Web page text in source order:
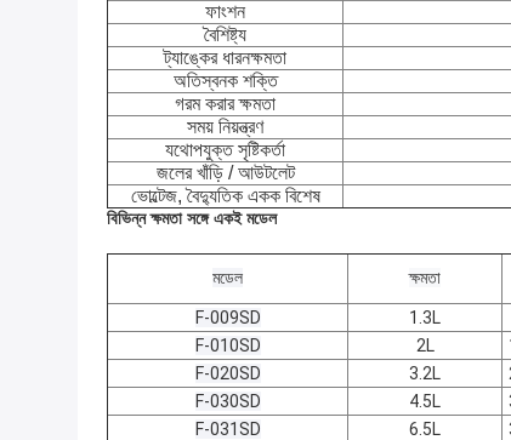
ফাংশন
বৈশিষ্ট্য
ট্যাঙ্কের ধারনক্ষমতা
অতিস্বনক শক্তি
গরম করার ক্ষমতা
সময় নিয়ন্ত্রণ
যথোপযুক্ত সৃষ্টিকর্তা
জলের খাঁড়ি / আউটলেট
ভোল্টেজ, বৈদ্যুতিক একক বিশেষ
বিভিন্ন ক্ষমতা সঙ্গে একই মডেল
মডেল ক্ষমতা
F-009SD 1.3L
F-010SD
2L
F-020SD
3.2L
F-030SD
4.5L
F-031SD
6.5L